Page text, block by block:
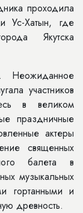
проходила
Ус-Хатын, где
Якутска
Неожиданное
участников
в великом
праздничные
актеры
священных
балета в
музыкальных
гортанными и
древность.